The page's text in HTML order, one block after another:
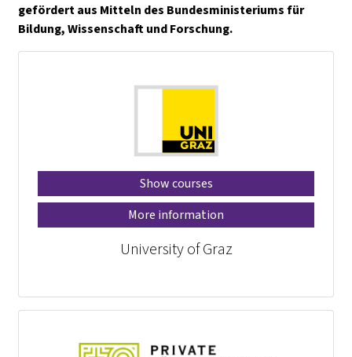
gefördert aus Mitteln des Bundesministeriums für
Bildung, Wissenschaft und Forschung.
Show courses
More information
University of Graz